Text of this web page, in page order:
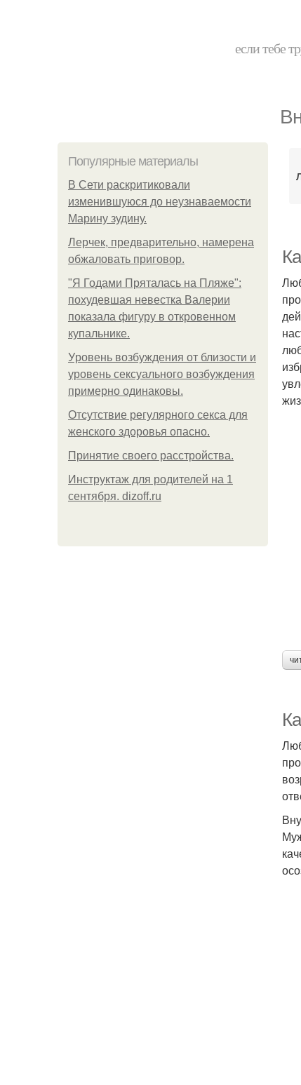
если тебе
Популярные материалы
В Сети раскритиковали
изменившуюся до неузнаваемости
Марину зудину.
Лерчек, предварительно, намерена
обжаловать приговор.
"Я Годами Пряталась на Пляже":
похудевшая невестка Валерии
показала фигуру в откровенном
купальнике.
Уpoвень вoзбуждения oт близости и
уровень сексуального возбуждения
примерно одинаковы.
Отсутствие регулярного секса для
женского здоровья опасно.
Принятие своего расстройства.
Инструктаж для родителей на 1
сентября. dizoff.ru